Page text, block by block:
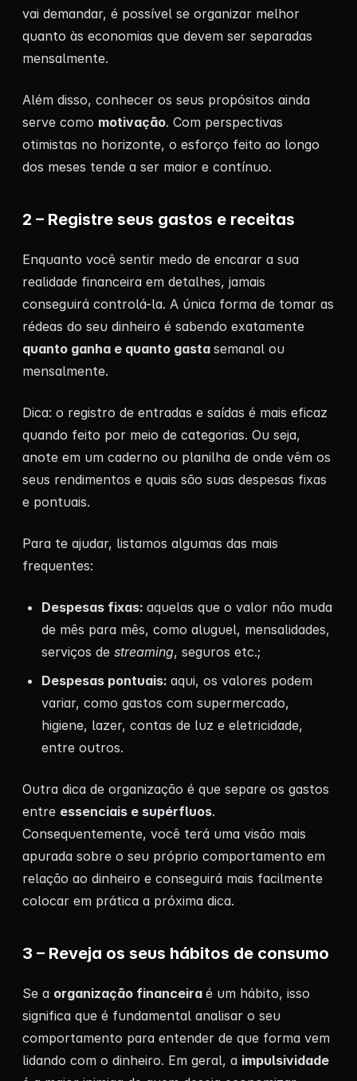
vai demandar, é possível se organizar melhor
quanto às economias que devem ser separadas
mensalmente.
Além disso, conhecer os seus propósitos ainda
serve como motivação. Com perspectivas
otimistas no horizonte, o esforço feito ao longo
dos meses tende a ser maior e contínuo.
2 – Registre seus gastos e receitas
Enquanto você sentir medo de encarar a sua
realidade financeira em detalhes, jamais
conseguirá controlá-la. A única forma de tomar as
rédeas do seu dinheiro é sabendo exatamente
quanto ganha e quanto gasta semanal ou
mensalmente.
Dica: o registro de entradas e saídas é mais eficaz
quando feito por meio de categorias. Ou seja,
anote em um caderno ou planilha de onde vêm os
seus rendimentos e quais são suas despesas fixas
e pontuais.
Para te ajudar, listamos algumas das mais
frequentes:
Despesas fixas: aquelas que o valor não muda
de mês para mês, como aluguel, mensalidades,
serviços de streaming, seguros etc.;
Despesas pontuais: aqui, os valores podem
variar, como gastos com supermercado,
higiene, lazer, contas de luz e eletricidade,
entre outros.
Outra dica de organização é que separe os gastos
entre essenciais e supérfluos.
Consequentemente, você terá uma visão mais
apurada sobre o seu próprio comportamento em
relação ao dinheiro e conseguirá mais facilmente
colocar em prática a próxima dica.
3 – Reveja os seus hábitos de consumo
Se a organização financeira é um hábito, isso
significa que é fundamental analisar o seu
comportamento para entender de que forma vem
lidando com o dinheiro. Em geral, a impulsividade